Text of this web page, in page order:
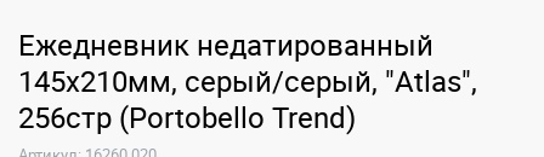
Ежедневник недатированный
145х210мм, серый/серый, "Atlas",
256стр (Portobello Trend)